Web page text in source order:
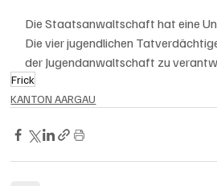
Die Staatsanwaltschaft hat eine
Die vier jugendlichen
der Jugendanwaltschaft zu
Frick
KANTON AARGAU